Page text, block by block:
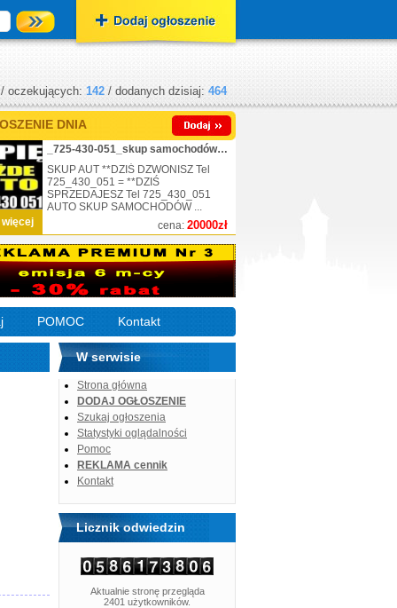
oczekujących: 142 / dodanych dzisiaj: 464
DNIA
więcej cena: 20000zł
_725-430-051_skup samochodów_nr.1
SKUP AUT **DZIŚ DZWONISZ Tel
725_430_051 = **DZIŚ
SPRZEDAJESZ Tel 725_430_051
AUTO SKUP SAMOCHODÓW ...
POMOC Kontakt
W serwisie
Strona główna
DODAJ OGŁOSZENIE
Szukaj ogłoszenia
Statystyki oglądalności
Pomoc
REKLAMA cennik
Kontakt
Licznik odwiedzin
Aktualnie stronę przegląda
2401 użytkowników.